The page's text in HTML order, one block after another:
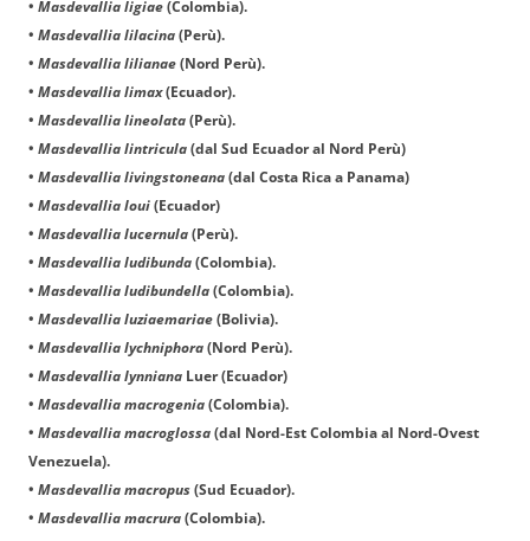
• Masdevallia ligiae (Colombia).
• Masdevallia lilacina (Perù).
• Masdevallia lilianae (Nord Perù).
• Masdevallia limax(Ecuador).
• Masdevallia lineolata (Perù).
• Masdevallia lintricula (dal Sud Ecuador al Nord Perù)
• Masdevallia livingstoneana (dal Costa Rica a Panama)
• Masdevallia loui (Ecuador)
• Masdevallia lucernula (Perù).
• Masdevallia ludibunda (Colombia).
• Masdevallia ludibundella (Colombia).
• Masdevallia luziaemariae (Bolivia).
• Masdevallia lychniphora (Nord Perù).
• Masdevallia lynniana Luer(Ecuador)
• Masdevallia macrogenia (Colombia).
• Masdevallia macroglossa (dal Nord-Est Colombia al Nord-Ovest
Venezuela).
• Masdevallia macropus (Sud Ecuador).
• Masdevallia macrura (Colombia).